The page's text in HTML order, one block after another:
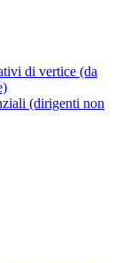
di vertice (da
(dirigenti non